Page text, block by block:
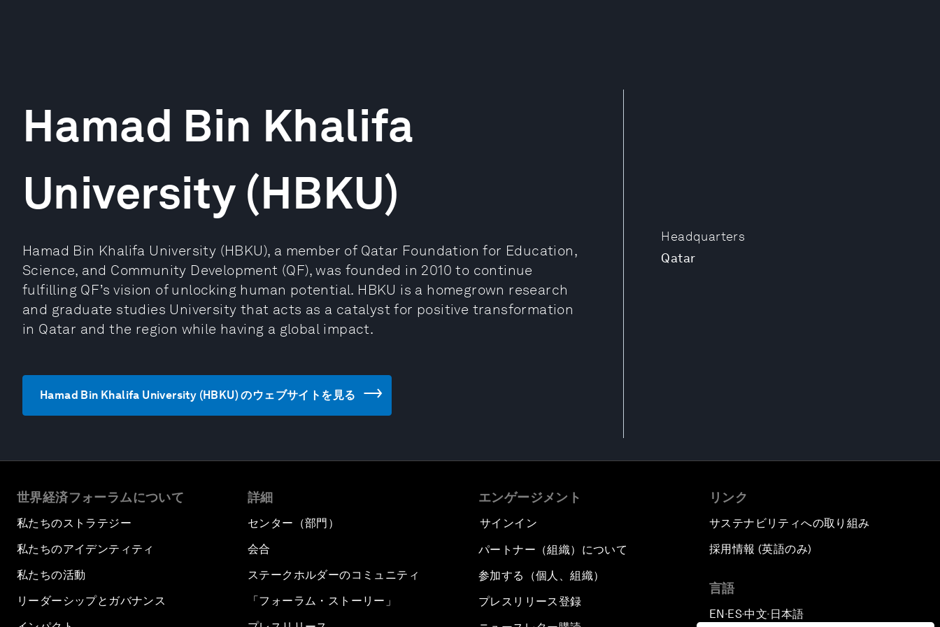
Headquarters
Qatar
Hamad Bin Khalifa
University (HBKU)
Hamad Bin Khalifa University (HBKU), a member of Qatar Foundation for Education,
Science, and Community Development (QF), was founded in 2010 to continue
fulfilling QF’s vision of unlocking human potential. HBKU is a homegrown research
and graduate studies University that acts as a catalyst for positive transformation
in Qatar and the region while having a global impact.
Hamad Bin Khalifa University (HBKU) のウェブサイトを見る
世界経済フォーラムについて
私たちのストラテジー
私たちのアイデンティティ
私たちの活動
リーダーシップとガバナンス
詳細
センター（部門）
会合
ステークホルダーのコミュニティ
「フォーラム・ストーリー」
エンゲージメント
サインイン
パートナー（組織）について
参加する（個人、組織）
プレスリリース登録
リンク
サステナビリティへの取り組み
採用情報 (英語のみ)
言語
EN ▪ES▪中文▪ 日本語